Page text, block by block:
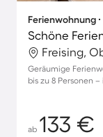
Ferienwohnung
Freising,
Geräumige
bis zu 8 Personen
ab 133 €